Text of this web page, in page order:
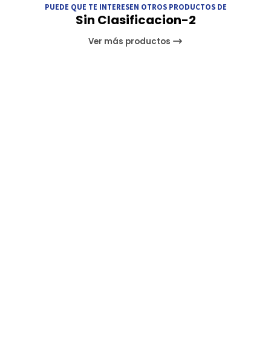
PUEDE QUE TE INTERESEN OTROS PRODUCTOS DE
Sin Clasificacion-2
Ver más productos